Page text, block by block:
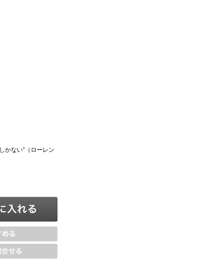
かない”（ローレン